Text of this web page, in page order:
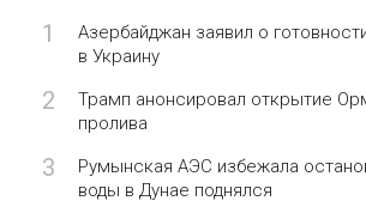
1
Азербайджан заявил о
в Украину
2
Трамп анонсировал открытие
пролива
3
Румынская АЭС избежала
воды в Дунае поднялся